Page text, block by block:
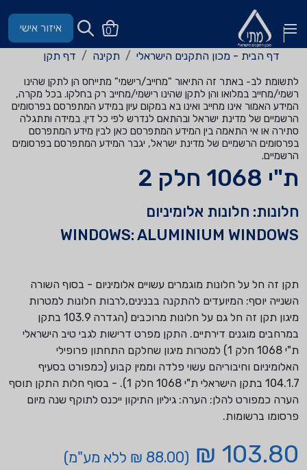
0 איזור אישי
דף הבית - מכון התקנים הישראלי תקינה דף תקן
לתשומת לב- באתר זה התיאור "מחייב/רישמי" מתייחס הן לתקן שהינו
רשמי/מחייב במלואו והן לתקן שהינו רישמי/מחייב רק בחלקו. בכל מקרה,
המידע האמור אינו מחייב ואינו בא במקום עיון במידע המתפרסם בפרסומים
הרשמיים של מדינת ישראל ובהתאם לנדרש לפי כל דין. במידה ותתגלה
סתירה או אי התאמה בין המידע המתפרסם כאן לבין מידע המתפרסם
בפרסומים הרשמיים של מדינת ישראל, יגבר המידע המתפרסם בפרסומים
הרשמיים.
ת"י 1068 חלק 2
חלונות: חלונות אלומיניום
WINDOWS: ALUMINIUM WINDOWS
תקן זה חל על חלונות מוגמרים עשויים אלומיניום - בסוף השורה
השנייה יוסף: המיועדים להתקנה בבנינים,לרבות חלונות למטרות
מיגון תקן זה חל גם על חלונות מרוכבים (הגדרה 103.9 בתקן
במרחבים מוגנים דירתיים. התקן מפרט דרישות לגבי טיב הישראלי
ת"י 1068 חלק 1) למטרות מיגון שחלקם התחתון פרופילי
האלומיניום וחיבוריהם עשוי פלדה וממין קבוע (כמפורט בסעיף
104.1.7 בתקן הישראלי ת"י 1068 חלק 1). - בסוף חלות התקן תוסף
הערה כמפורט להלן: הערה: גיליון התיקון ייכנס לתוקף שנה מיום
פרסומו ברשומות.
103.80 ₪ (88.00 ₪ ללא מע"מ)